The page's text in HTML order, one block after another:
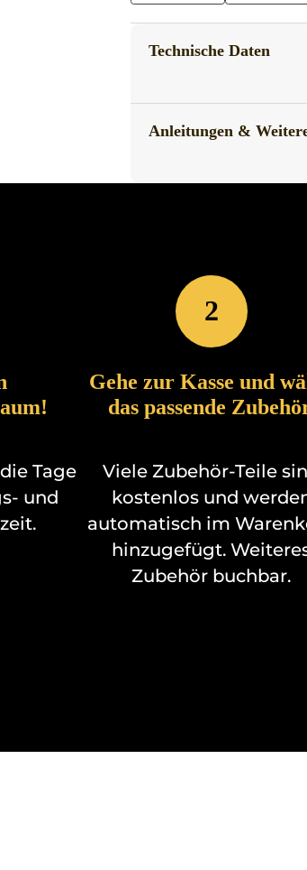
Technische Daten
Anleitungen &
Tage
und
2
Gehe zur Kasse und
das passende
Viele Zubehör-Teile
kostenlos und
automatisch im
hinzugefügt.
Zubehör buchbar.